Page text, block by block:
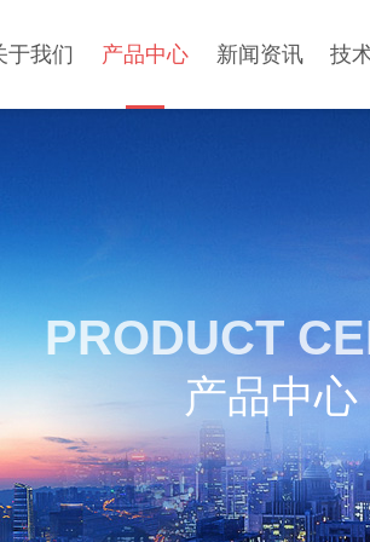
于我们 产品中心 新闻资讯 技
PRODUCT
产品中心